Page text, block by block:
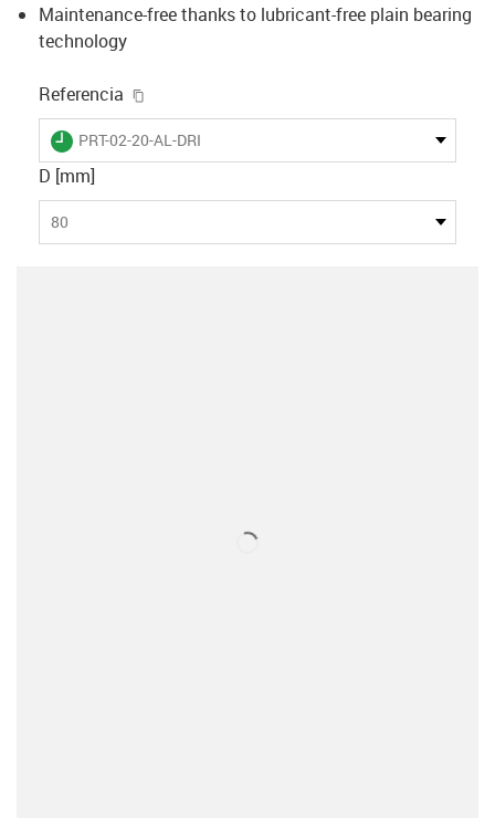
Maintenance-free thanks to lubricant-free plain bearing
technology
Referencia
igus-icon-lieferzeit
PRT-02-20-AL-DRI
D [mm]
80